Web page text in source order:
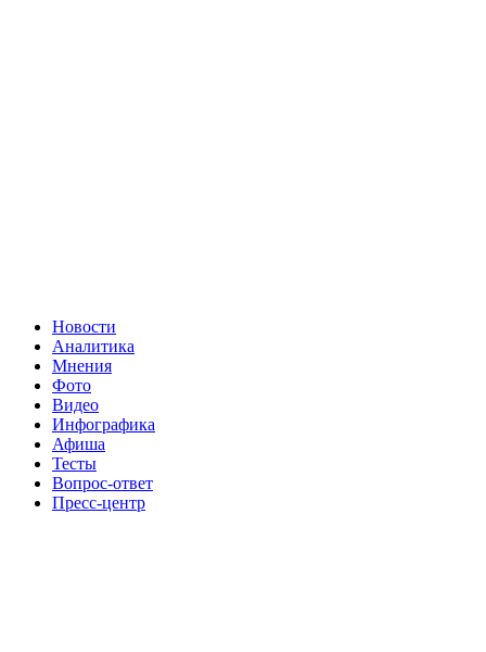
Новости
Аналитика
Мнения
Фото
Видео
Инфографика
Афиша
Тесты
Вопрос-ответ
Пресс-центр